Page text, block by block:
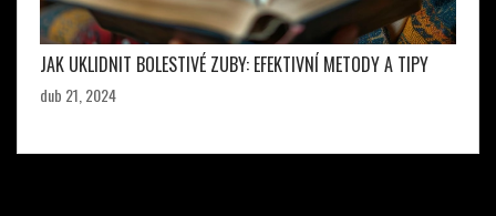
JAK UKLIDNIT BOLESTIVÉ ZUBY: EFEKTIVNÍ METODY A TIPY
dub 21, 2024